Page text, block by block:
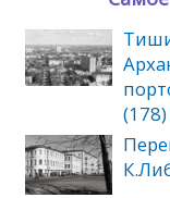
(178)